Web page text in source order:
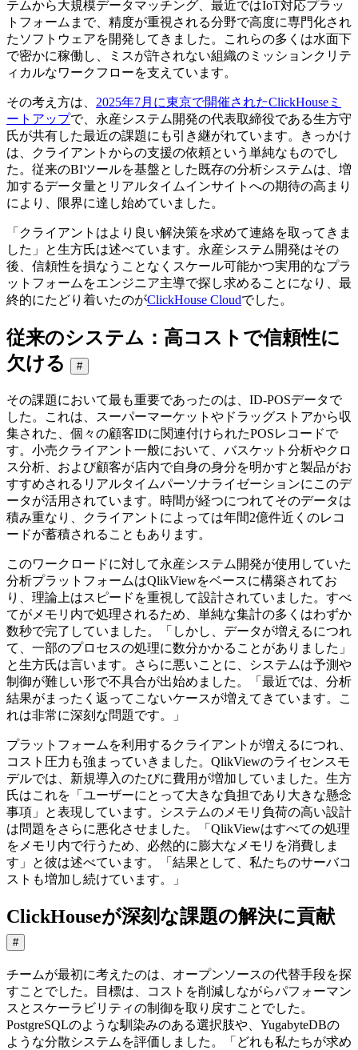
テムから大規模データマッチング、最近ではIoT対応プラッ
トフォームまで、精度が重視される分野で高度に専門化され
たソフトウェアを開発してきました。これらの多くは水面下
で密かに稼働し、ミスが許されない組織のミッションクリテ
ィカルなワークフローを支えています。
その考え方は、 2025年7月に東京で開催されたClickHouseミ
ートアップで、永産システム開発の代表取締役である生方守
氏が共有した最近の課題にも引き継がれています。きっかけ
は、クライアントからの支援の依頼という単純なものでし
た。従来のBIツールを基盤とした既存の分析システムは、増
加するデータ量とリアルタイムインサイトへの期待の高まり
により、限界に達し始めていました。
「クライアントはより良い解決策を求めて連絡を取ってきま
した」と生方氏は述べています。永産システム開発はその
後、信頼性を損なうことなくスケール可能かつ実用的なプラ
ットフォームをエンジニア主導で探し求めることになり、最
終的にたどり着いたのがClickHouse Cloudでした。
従来のシステム：高コストで信頼性に
欠ける
#
その課題において最も重要であったのは、ID-POSデータで
した。これは、スーパーマーケットやドラッグストアから収
集された、個々の顧客IDに関連付けられたPOSレコードで
す。小売クライアント一般において、バスケット分析やクロ
ス分析、および顧客が店内で自身の身分を明かすと製品がお
すすめされるリアルタイムパーソナライゼーションにこのデ
ータが活用されています。時間が経つにつれてそのデータは
積み重なり、クライアントによっては年間2億件近くのレコ
ードが蓄積されることもあります。
このワークロードに対して永産システム開発が使用していた
分析プラットフォームはQlikViewをベースに構築されてお
り、理論上はスピードを重視して設計されていました。すべ
てがメモリ内で処理されるため、単純な集計の多くはわずか
数秒で完了していました。「しかし、データが増えるにつれ
て、一部のプロセスの処理に数分かかることがありました」
と生方氏は言います。さらに悪いことに、システムは予測や
制御が難しい形で不具合が出始めました。「最近では、分析
結果がまったく返ってこないケースが増えてきています。こ
れは非常に深刻な問題です。」
プラットフォームを利用するクライアントが増えるにつれ、
コスト圧力も強まっていきました。QlikViewのライセンスモ
デルでは、新規導入のたびに費用が増加していました。生方
氏はこれを「ユーザーにとって大きな負担であり大きな懸念
事項」と表現しています。システムのメモリ負荷の高い設計
は問題をさらに悪化させました。「QlikViewはすべての処理
をメモリ内で行うため、必然的に膨大なメモリを消費しま
す」と彼は述べています。「結果として、私たちのサーバコ
ストも増加し続けています。」
ClickHouseが深刻な課題の解決に貢献
#
チームが最初に考えたのは、オープンソースの代替手段を探
すことでした。目標は、コストを削減しながらパフォーマン
スとスケーラビリティの制御を取り戻すことでした。
PostgreSQLのような馴染みのある選択肢や、YugabyteDBの
ような分散システムを評価しました。「どれも私たちが求め